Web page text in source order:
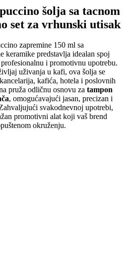
šolja sa tacnom
set za vrhunski utisak
zapremine 150 ml sa
keramike predstavlja idealan spoj
i promotivnu upotrebu.
uživanja u kafi, ova šolja se
kafića, hotela i poslovnih
pruža odličnu osnovu za tampon
, omogućavajući jasan, precizan i
svakodnevnoj upotrebi,
promotivni alat koji vaš brend
okruženju.